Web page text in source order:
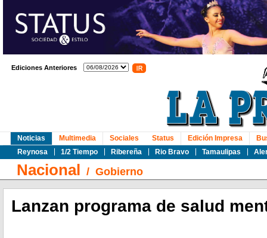
Ediciones Anteriores
Noticias
Reynosa
1/2 Tiempo Ribereña Rio Bravo Tamaulipas
Multimedia Sociales Status Edición Impresa
Nacional / Gobierno
Lanzan programa de salud